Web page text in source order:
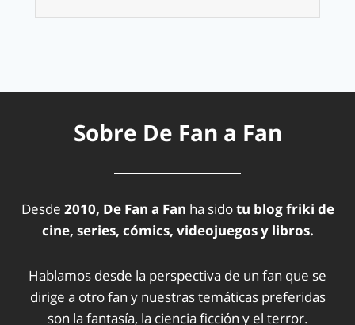
Sobre De Fan a Fan
Desde 2010, De Fan a Fan ha sidotu blog friki de
cine, series, cómics, videojuegos y libros.
Hablamos desde la perspectiva de un fan que se
dirige a otro fan y nuestras temáticas preferidas
son la fantasía, la ciencia ficción y el terror.